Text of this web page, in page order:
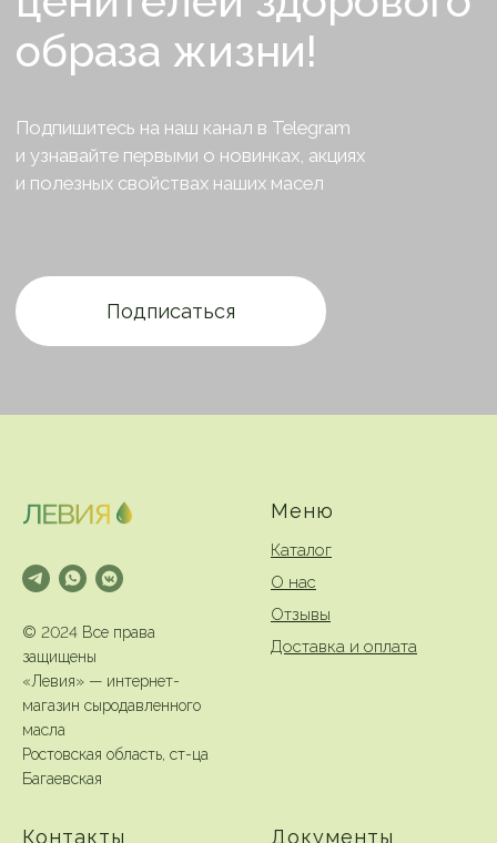
© 2024 Все права
защищены
«Левия» — интернет-
магазин сыродавленного
масла
Ростовская область, ст-ца
Багаевская
Меню
Каталог
О нас
Отзывы
Доставка и оплата
Контакты Документы